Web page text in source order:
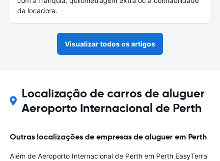
da locadora.
Visualizar todos os artigos
Localização de carros de aluguer
Aeroporto Internacional de Perth
Outras localizações de empresas de aluguer em Perth
Além de Aeroporto Internacional de Perth em Perth EasyTerra